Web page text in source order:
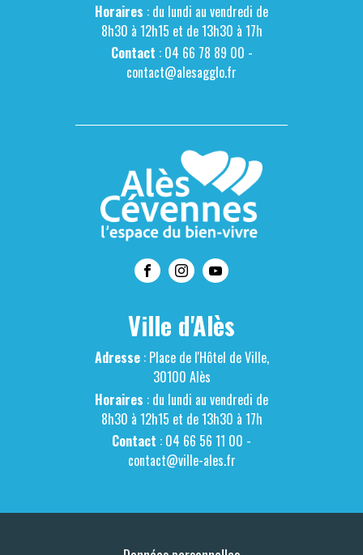
Horaires : du lundi au vendredi de
8h30 à 12h15 et de 13h30 à 17h
Contact : 04 66 78 89 00 -
contact@alesagglo.fr
Ville d'Alès
Adresse: Place de l'Hôtel de Ville,
30100 Alès
Horaires : du lundi au vendredi de
8h30 à 12h15 et de 13h30 à 17h
Contact : 04 66 56 11 00 -
contact@ville-ales.fr